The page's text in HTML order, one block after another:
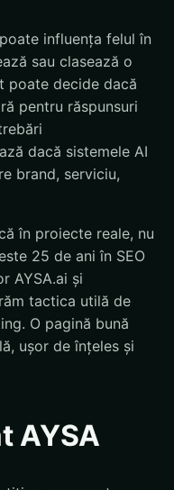
influența felul în
sau clasează o
poate decide dacă
pentru răspunsuri
dacă sistemele AI
brand, serviciu,
în proiecte reale, nu
25 de ani în SEO
AYSA.ai și
tactica utilă de
O pagină bună
ușor de înțeles și
AYSA